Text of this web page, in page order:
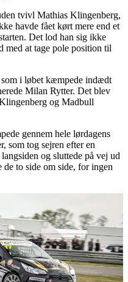
tvivl Mathias Klingenberg,
havde fået kørt mere end et
Det lod han sig ikke
med at tage pole position til
som i løbet kæmpede indædt
Milan Rytter. Det blev
og Madbull
gennem hele lørdagens
som tog sejren efter en
og sluttede på vej ud
to side om side, for ingen